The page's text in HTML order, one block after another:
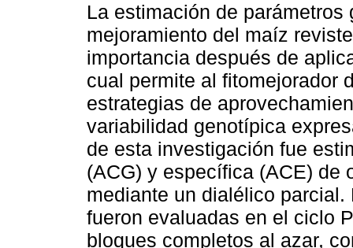
La estimación de parámetros
mejoramiento del maíz
importancia después de
cual permite al fitomejorador
estrategias de
variabilidad genotípica
de esta investigación fue
(ACG) y específica (ACE) de
mediante un dialélico
fueron evaluadas en el ciclo
bloques completos al azar,